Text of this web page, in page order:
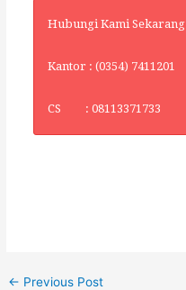
Hubungi Kami Sekarang
Kantor : (0354) 7411201
CS : 08113371733
← Previous Post